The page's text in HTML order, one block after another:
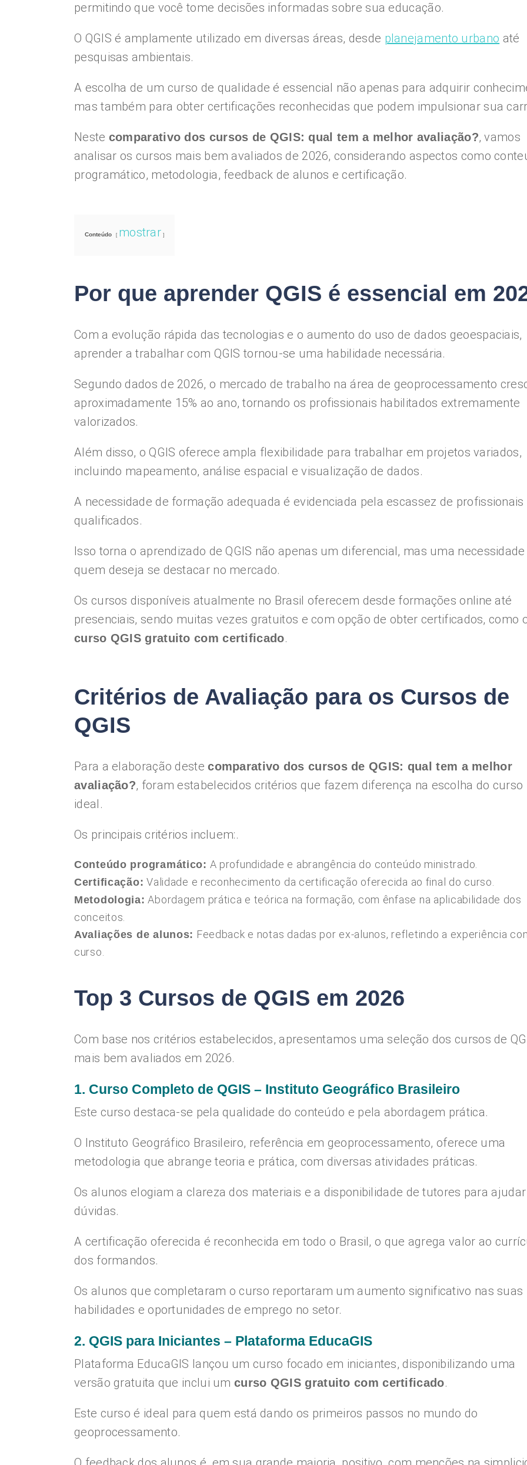
permitindo que você tome decisões informadas sobre sua educação.
O QGIS é amplamente utilizado em diversas áreas, desde planejamento urbano até
pesquisas ambientais.
A escolha de um curso de qualidade é essencial não apenas para adquirir
mas também para obter certificações reconhecidas que podem impulsionar sua
Neste comparativo dos cursos de QGIS: qual tem a melhor avaliação?, vamos
analisar os cursos mais bem avaliados de 2026, considerando aspectos como
programático, metodologia, feedback de alunos e certificação.
Conteúdo mostrar
Por que aprender QGIS é essencial em
Com a evolução rápida das tecnologias e o aumento do uso de dados geoespaciais,
aprender a trabalhar com QGIS tornou-se uma habilidade necessária.
Segundo dados de 2026, o mercado de trabalho na área de geoprocessamento
aproximadamente 15% ao ano, tornando os profissionais habilitados extremamente
valorizados.
Além disso, o QGIS oferece ampla flexibilidade para trabalhar em projetos variados,
incluindo mapeamento, análise espacial e visualização de dados.
A necessidade de formação adequada é evidenciada pela escassez de profissionais
qualificados.
Isso torna o aprendizado de QGIS não apenas um diferencial, mas uma
quem deseja se destacar no mercado.
Os cursos disponíveis atualmente no Brasil oferecem desde formações online até
presenciais, sendo muitas vezes gratuitos e com opção de obter certificados, como
curso QGIS gratuito com certificado.
Critérios de Avaliação para os Cursos de
QGIS
Para a elaboração destecomparativo dos cursos de QGIS: qual tem a melhor
avaliação?, foram estabelecidos critérios que fazem diferença na escolha do curso
ideal.
Os principais critérios incluem:.
Conteúdo programático: A profundidade e abrangência do conteúdo ministrado.
Certificação: Validade e reconhecimento da certificação oferecida ao final do curso.
Metodologia: Abordagem prática e teórica na formação, com ênfase na aplicabilidade dos
conceitos.
Avaliações de alunos: Feedback e notas dadas por ex-alunos, refletindo a experiência
curso.
Top 3 Cursos de QGIS em 2026
Com base nos critérios estabelecidos, apresentamos uma seleção dos cursos de
mais bem avaliados em 2026.
1. Curso Completo de QGIS – Instituto Geográfico Brasileiro
Este curso destaca-se pela qualidade do conteúdo e pela abordagem prática.
O Instituto Geográfico Brasileiro, referência em geoprocessamento, oferece uma
metodologia que abrange teoria e prática, com diversas atividades práticas.
Os alunos elogiam a clareza dos materiais e a disponibilidade de tutores para
dúvidas.
A certificação oferecida é reconhecida em todo o Brasil, o que agrega valor ao
dos formandos.
Os alunos que completaram o curso reportaram um aumento significativo nas suas
habilidades e oportunidades de emprego no setor.
2. QGIS para Iniciantes – Plataforma EducaGIS
Plataforma EducaGIS lançou um curso focado em iniciantes, disponibilizando uma
versão gratuita que inclui umcurso QGIS gratuito com certificado.
Este curso é ideal para quem está dando os primeiros passos no mundo do
geoprocessamento.